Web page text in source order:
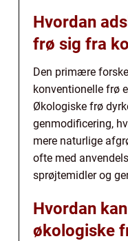
Hvordan
frø sig fra
Den primære
konventionelle frø
Økologiske frø
genmodificering,
mere naturlige
ofte med
sprøjtemidler og
Hvordan
økologiske